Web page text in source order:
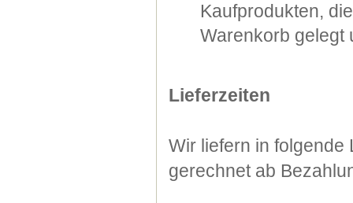
Kaufprodukten,
Warenkorb gelegt
Lieferzeiten
Wir liefern in folgende
gerechnet ab